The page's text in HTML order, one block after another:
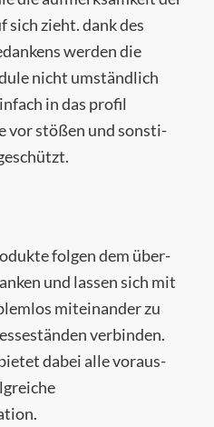
sich zieht. dank des
wer­den die
nicht umständ­lich
in das pro­fil
vor stö­ßen und sons­ti­
fol­gen dem über­
und las­sen sich mit
mit­ein­an­der zu
ver­bin­den.
dabei alle vor­aus­